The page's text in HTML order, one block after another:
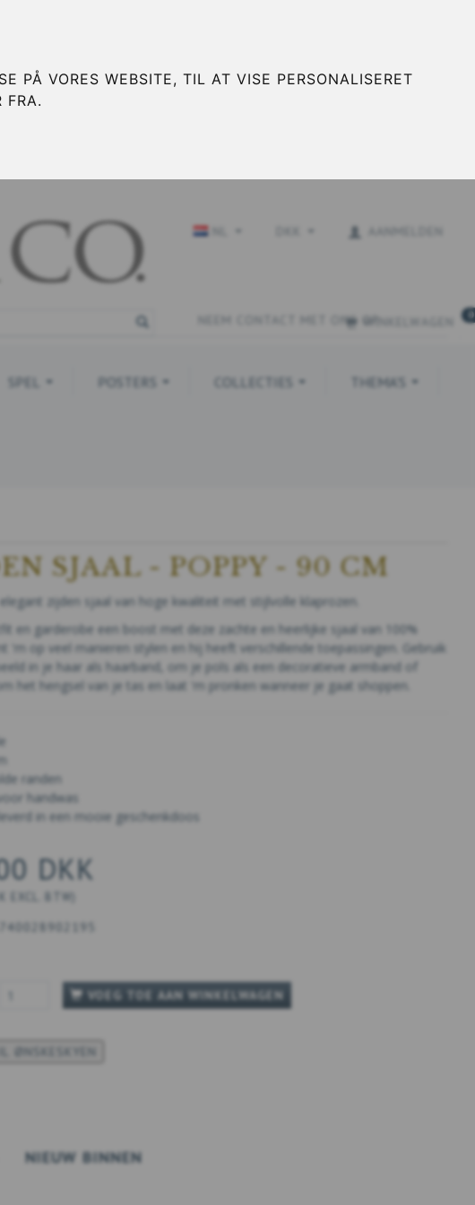
PÅ VORES WEBSITE, TIL AT VISE PERSONALISERET
FRA.
NEEM CONTACT MET ONS OPWINKELWAGEN 0
SPEL POSTERS COLLECTIES THEMA'S
SJAAL - POPPY - 90 CM
zijden sjaal van hoge kwaliteit met stijlvolle klaprozen.
en garderobe een boost met deze zachte en heerlijke sjaal van 100%
'm op veel manieren stylen en hij heeft verschillende toepassingen. Gebruik
in je haar als haarband, om je pols als een decoratieve armband of
het hengsel van je tas en laat 'm pronken wanneer je gaat shoppen.
randen
handwas
in een mooie geschenkdoos
DKK
EXCL. BTW
VOEG TOE AAN WINKELWAGEN
ØNSKESKYEN
NIEUW BINNEN